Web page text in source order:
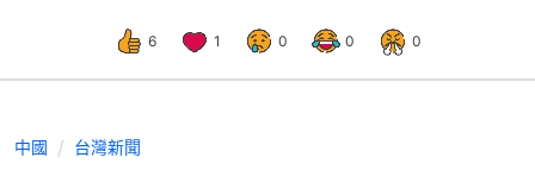
6 1 0 0 0
中國 台灣新聞